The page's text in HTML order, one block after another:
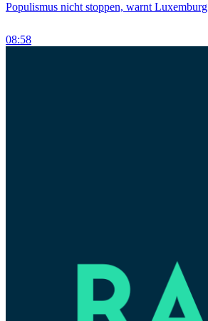
Populismus nicht stoppen, warnt Luxemburg
08:58